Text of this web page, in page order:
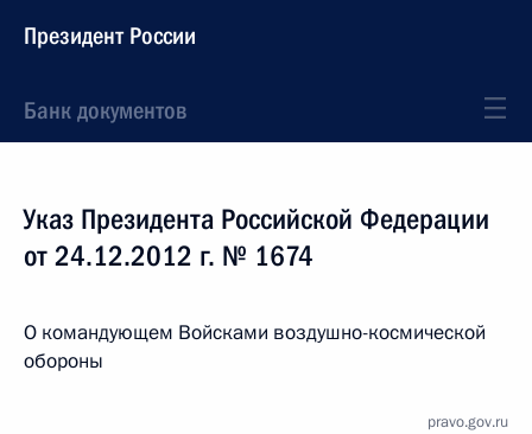
Президент России
Банк документов
Указ Президента Российской Федерации
от 24.12.2012 г. № 1674
О командующем Войсками воздушно-космической
обороны
pravo.gov.ru